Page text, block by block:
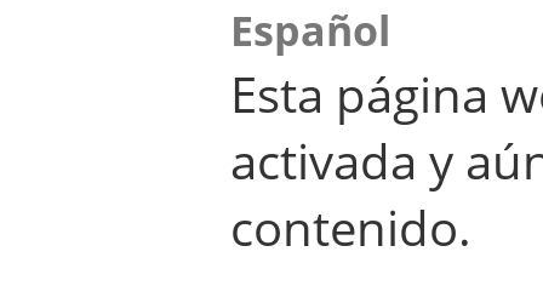
Español
Esta página
activada y
contenido.